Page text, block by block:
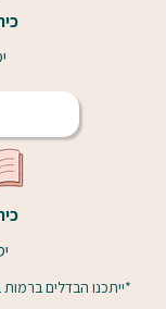
*ייתכנו הבדלים ברמות